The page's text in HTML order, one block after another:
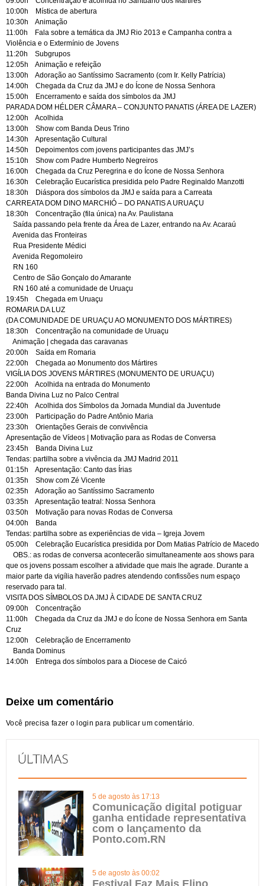
10:00h Mística de abertura
10:30h Animação
11:00h Fala sobre a temática da JMJ Rio 2013 e Campanha contra a
Violência e o Extermínio de Jovens
11:20h Subgrupos
12:05h Animação e refeição
13:00h Adoração ao Santíssimo Sacramento (com Ir. Kelly Patrícia)
14:00h Chegada da Cruz da JMJ e do Ícone de Nossa Senhora
15:00h Encerramento e saída dos símbolos da JMJ
PARADA DOM HÉLDER CÂMARA – CONJUNTO PANATIS (ÁREA DE LAZER)
12:00h Acolhida
13:00h Show com Banda Deus Trino
14:30h Apresentação Cultural
14:50h Depoimentos com jovens participantes das JMJ’s
15:10h Show com Padre Humberto Negreiros
16:00h Chegada da Cruz Peregrina e do Ícone de Nossa Senhora
16:30h Celebração Eucarística presidida pelo Padre Reginaldo Manzotti
18:30h Diáspora dos símbolos da JMJ e saída para a Carreata
CARREATA DOM DINO MARCHIÓ – DO PANATIS A URUAÇU
18:30h Concentração (fila única) na Av. Paulistana
Saída passando pela frente da Área de Lazer, entrando na Av. Acaraú
Avenida das Fronteiras
Rua Presidente Médici
Avenida Regomoleiro
RN 160
Centro de São Gonçalo do Amarante
RN 160 até a comunidade de Uruaçu
19:45h Chegada em Uruaçu
ROMARIA DA LUZ
(DA COMUNIDADE DE URUAÇU AO MONUMENTO DOS MÁRTIRES)
18:30h Concentração na comunidade de Uruaçu
Animação | chegada das caravanas
20:00h Saída em Romaria
22:00h Chegada ao Monumento dos Mártires
VIGÍLIA DOS JOVENS MÁRTIRES (MONUMENTO DE URUAÇU)
22:00h Acolhida na entrada do Monumento
Banda Divina Luz no Palco Central
22:40h Acolhida dos Símbolos da Jornada Mundial da Juventude
23:00h Participação do Padre Antônio Maria
23:30h Orientações Gerais de convivência
Apresentação de Vídeos | Motivação para as Rodas de Conversa
23:45h Banda Divina Luz
Tendas: partilha sobre a vivência da JMJ Madrid 2011
01:15h Apresentação: Canto das Írias
01:35h Show com Zé Vicente
02:35h Adoração ao Santíssimo Sacramento
03:35h Apresentação teatral: Nossa Senhora
03:50h Motivação para novas Rodas de Conversa
04:00h Banda
Tendas: partilha sobre as experiências de vida – Igreja Jovem
05:00h Celebração Eucarística presidida por Dom Matias Patrício de Macedo
OBS.: as rodas de conversa acontecerão simultaneamente aos shows para
que os jovens possam escolher a atividade que mais lhe agrade. Durante a
maior parte da vigília haverão padres atendendo confissões num espaço
reservado para tal.
VISITA DOS SÍMBOLOS DA JMJ À CIDADE DE SANTA CRUZ
09:00h Concentração
11:00h Chegada da Cruz da JMJ e do Ícone de Nossa Senhora em Santa
Cruz
12:00h Celebração de Encerramento
Banda Dominus
14:00h Entrega dos símbolos para a Diocese de Caicó
Deixe um comentário
Você precisa fazer o login para publicar um comentário.
5 de agosto às 17:13
Comunicação digital potiguar
ganha entidade representativa
com o lançamento da
Ponto.com.RN
5 de agosto às 00:02
Festival Faz Mais Elino